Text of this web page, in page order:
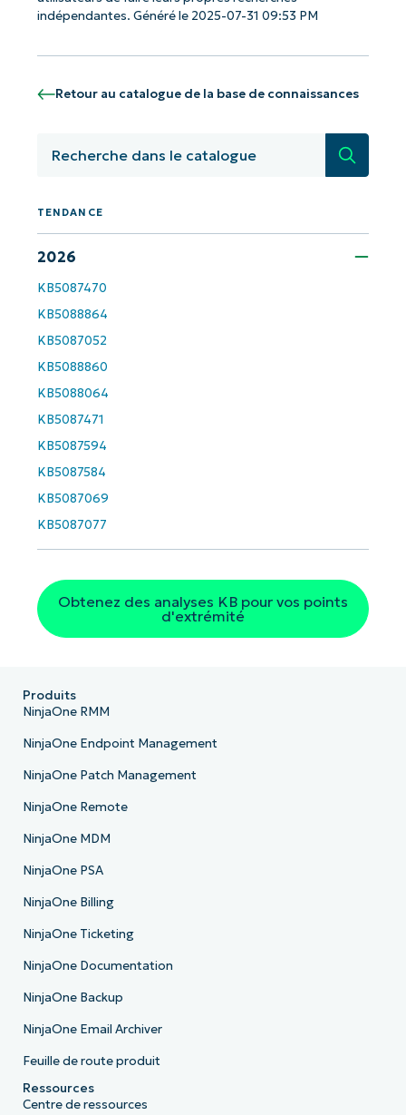
indépendantes. Généré le 2025-07-31 09:53 PM
Retour au catalogue de la base de connaissances
TENDANCE
2026
KB5087470
KB5088864
KB5087052
KB5088860
KB5088064
KB5087471
KB5087594
KB5087584
KB5087069
KB5087077
Obtenez des analyses KB pour vos points
d'extrémité
number*
Pays
Company
name*
Produits
NinjaOne RMM
NinjaOne Endpoint Management
NinjaOne Patch Management
NinjaOne Remote
NinjaOne MDM
NinjaOne PSA
NinjaOne Billing
NinjaOne Ticketing
NinjaOne Documentation
NinjaOne Backup
NinjaOne Email Archiver
Feuille de route produit
Ressources
Centre de ressources